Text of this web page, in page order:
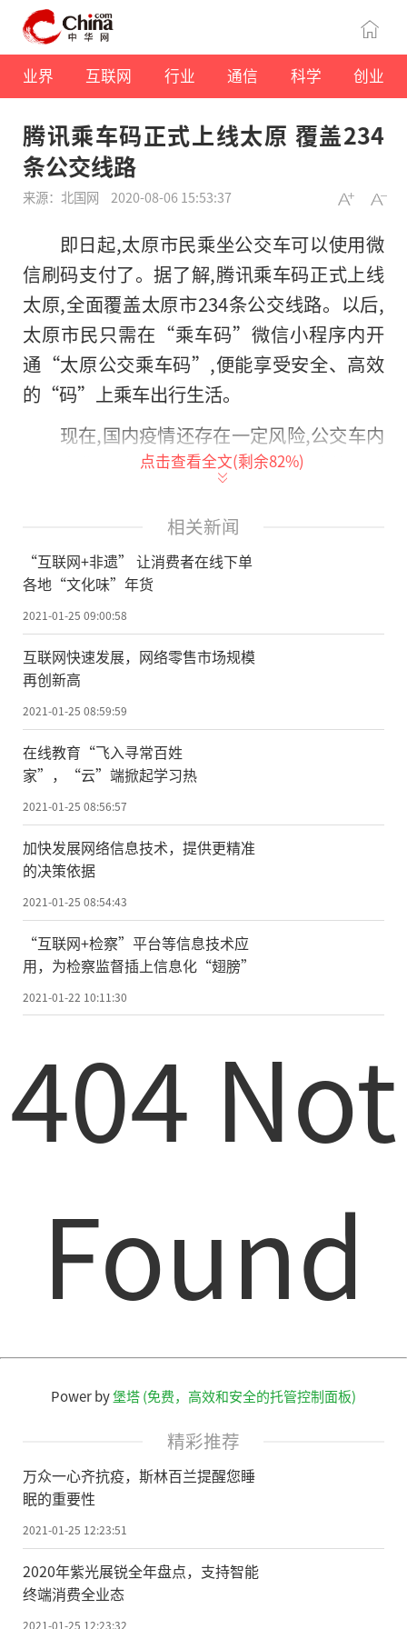
业界 互联网 行业 通信 科学 创业
腾讯乘车码正式上线太原 覆盖234
条公交线路
来源：北国网 2020-08-06 15:53:37
即日起,太原市民乘坐公交车可以使用微
信刷码支付了。据了解,腾讯乘车码正式上线
太原,全面覆盖太原市234条公交线路。以后,
太原市民只需在“乘车码”微信小程序内开
通“太原公交乘车码”,便能享受安全、高效
的“码”上乘车出行生活。
现在,国内疫情还存在一定风险,公交车内
人员密集且流动量大,尤其需要注意防范。腾
优势,实现无接触式扫码支付,可以避免人与
人、人与机器的接触,市民出行会更加安全、
安心。
市民林女士经常乘坐公交车上下班,她体
验过乘车码以后,表示:“现在,去商场超市买东
西都是用微信支付,已经习惯手机支付了。在
公交车上刷乘车码,不用再刷卡投币,感觉非常
安全、快捷、还环保。”
刷码乘坐公交能有多快?据介绍,腾讯乘车
码凭借0.2秒极速验证技术,让乘客可以快速刷
码乘车,随用随走;在网络不稳定、余额不足的
情况下,乘客也能够“先乘车,后付费”,出行体
验变得更加顺畅。
至于乘车码如何使用,其实很简单。首次
使用乘车码小程序,通过微信搜索“乘车
码”小程序,定位至“太原市”,按步骤就能开
微信点击“我—卡包—会员卡”调取乘车码,
对准公交车内 的扫码机,即可刷码乘车。
另外,为了减少市民等公交车的时间,乘车
交车,以及公交车距离、到站时间等信息。用
户也可以点击下方的“实时公交”,进入实时
公交页面查询更详细的信息,进行路线规划
截止目前,腾讯乘车码已在全国150多座
城市落地,使用人次超过1.5亿,覆盖公交、BR
来,腾讯将继续发挥科技优势,助力智慧公交建
设,加速推进乘车码落地全国,提升广大市民公
交出行体验。
责任编辑：kj005
点击查看全文(剩余82%)
相关新闻
“互联网+非遗” 让消费者在线下单
各地“文化味”年货
2021-01-25 09:00:58
互联网快速发展，网络零售市场规模
再创新高
2021-01-25 08:59:59
在线教育“飞入寻常百姓
家”，“云”端掀起学习热
2021-01-25 08:56:57
加快发展网络信息技术，提供更精准
的决策依据
2021-01-25 08:54:43
“互联网+检察”平台等信息技术应
用，为检察监督插上信息化“翅膀”
2021-01-22 10:11:30
404 Not
Found
Power by堡塔 (免费，高效和安全的托管控制面板)
精彩推荐
万众一心齐抗疫，斯林百兰提醒您睡
眠的重要性
2021-01-25 12:23:51
2020年紫光展锐全年盘点，支持智能
终端消费全业态
2021-01-25 12:23:32